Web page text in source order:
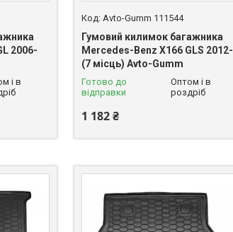
2006-
і в
Avto-Gumm 111544
Гумовий килимок багажника
Mercedes-Benz X166 GLS 2012-
(7 місць) Avto-Gumm
Готово до
відправки
Оптом і в
роздріб
1 182 ₴